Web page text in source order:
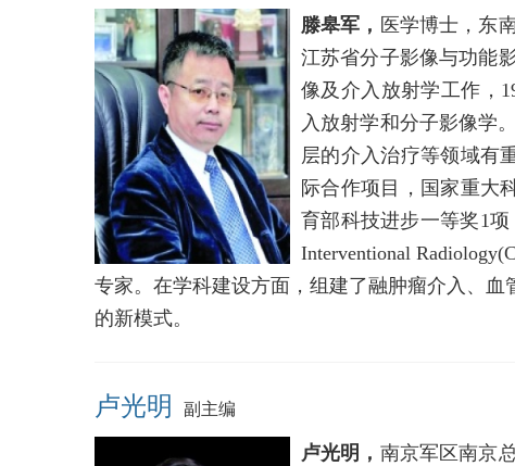
滕皋军， 医学博士，东
江苏省分子影像与功能
像及介入放射学工作，
入放射学和分子影像学
层的介入治疗等领域有
际合作项目，国家重大
育部科技进步一等奖1项
Interventional
专家。在学科建设方面，组建了融肿瘤介入、
的新模式。
卢光明 副主编
卢光明， 南京军区南京